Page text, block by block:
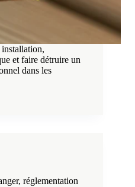
et faire détruire un
dans les
réglementation